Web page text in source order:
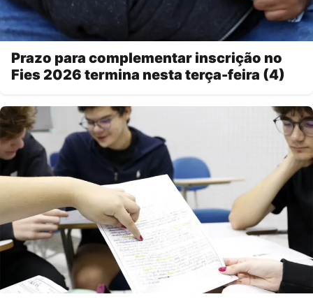
Prazo para complementar inscrição no
Fies 2026 termina nesta terça-feira (4)